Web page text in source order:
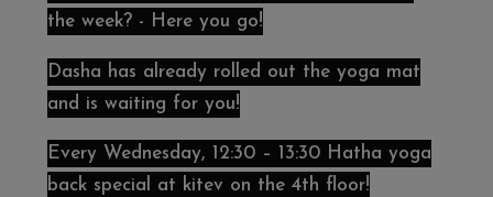
the week? - Here you go!
Dasha has already rolled out the yoga mat
and is waiting for you!
Every Wednesday, 12:30 – 13:30 Hatha yoga
back special at kitev on the 4th floor!